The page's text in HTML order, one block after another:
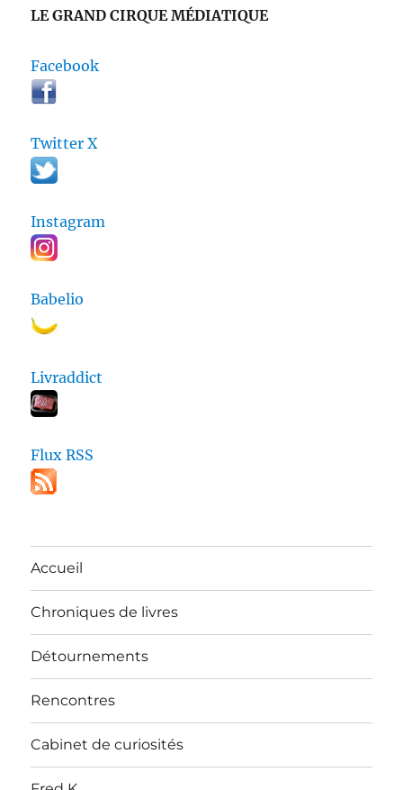
LE GRAND CIRQUE MÉDIATIQUE
Facebook
Twitter X
Instagram
Babelio
Livraddict
Flux RSS
Accueil
Chroniques de livres
Détournements
Rencontres
Cabinet de curiosités